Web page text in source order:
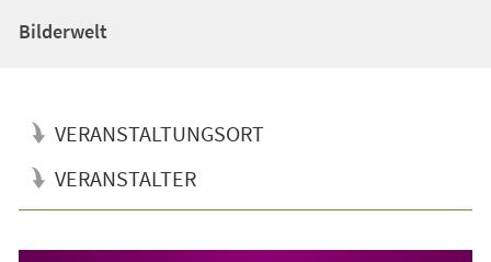
Bilderwelt
VERANSTALTUNGSORT
VERANSTALTER